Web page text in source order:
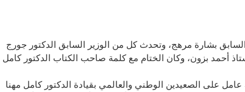
السابق بشارة مرهج، وتحدث كل من الوزير السابق الدكتور جورج
أحمد بزون، وكان الختام مع كلمة صاحب الكتاب الدكتور كامل
على الصعيدين الوطني والعالمي بقيادة الدكتور كامل مهنا